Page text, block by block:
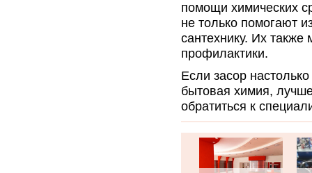
помощи химических
не только помогают
сантехнику. Их
профилактики.
Если засор
бытовая химия,
обратиться к